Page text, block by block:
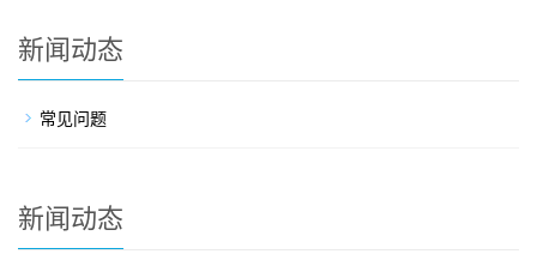
新闻动态
常见问题
新闻动态